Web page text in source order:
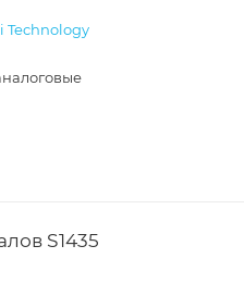
Technology
S1435